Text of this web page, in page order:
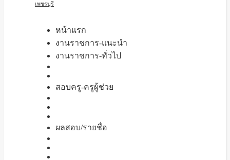
เพชรบุรี
หน้าแรก
งานราชการ-แนะนำ
งานราชการ-ทั่วไป
สอบครู-ครูผู้ช่วย
ผลสอบ/รายชื่อ